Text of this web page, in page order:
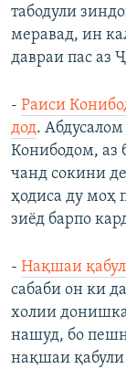
табодули
меравад, ин
давраи пас аз
- Раиси
дод.
Конибодом, аз
чанд сокини
ҳодиса ду моҳ
зиёд барпо
- Нақшаи
сабаби он ки
холии
нашуд, бо
нақшаи қабули